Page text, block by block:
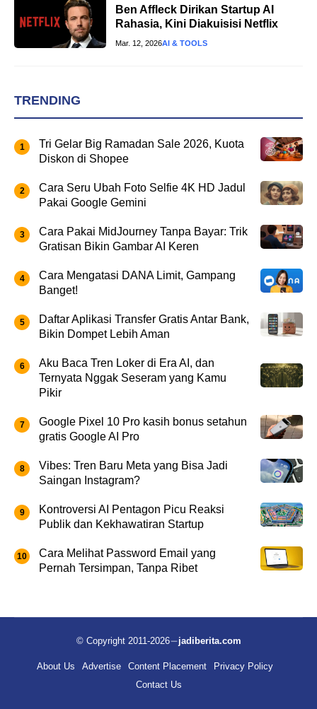
Ben Affleck Dirikan Startup AI
Rahasia, Kini Diakuisisi Netflix
Mar. 12, 2026AI & TOOLS
TRENDING
Tri Gelar Big Ramadan Sale 2026, Kuota
Diskon di Shopee
Cara Seru Ubah Foto Selfie 4K HD Jadul
Pakai Google Gemini
Cara Pakai MidJourney Tanpa Bayar: Trik
Gratisan Bikin Gambar AI Keren
Cara Mengatasi DANA Limit, Gampang
Banget!
Daftar Aplikasi Transfer Gratis Antar Bank,
Bikin Dompet Lebih Aman
Aku Baca Tren Loker di Era AI, dan
Ternyata Nggak Seseram yang Kamu
Pikir
Google Pixel 10 Pro kasih bonus setahun
gratis Google AI Pro
Vibes: Tren Baru Meta yang Bisa Jadi
Saingan Instagram?
Kontroversi AI Pentagon Picu Reaksi
Publik dan Kekhawatiran Startup
Cara Melihat Password Email yang
Pernah Tersimpan, Tanpa Ribet
© Copyright 2011-2026 jadiberita.com
About Us Advertise Content Placement
Privacy Policy
Contact Us